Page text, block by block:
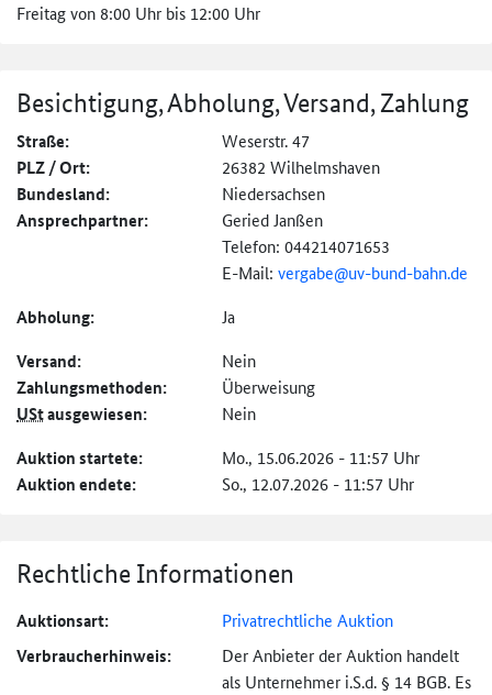
Freitag von 8:00 Uhr bis 12:00 Uhr
Besichtigung, Abholung, Versand, Zahlung
Straße: Weserstr. 47
PLZ / Ort: 26382 Wilhelmshaven
Bundesland: Niedersachsen
Ansprechpartner:
Geried Janßen
Telefon: 044214071653
E-Mail: vergabe@uv-bund-bahn.de
Abholung: Ja
Versand: Nein
Zahlungs­methoden: Überweisung
UStausgewiesen: Nein
Auktion startete: Mo., 15.06.2026 - 11:57 Uhr
Auktion endete: So., 12.07.2026 - 11:57 Uhr
Rechtliche Informationen
Auktionsart: Privatrechtliche Auktion
Verbraucher­hinweis:
Der Anbieter der Auktion handelt
als Unternehmer i.S.d. § 14 BGB. Es